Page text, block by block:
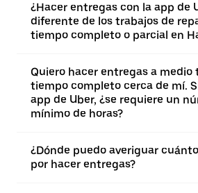
¿Hacer entregas con la app de
diferente de los trabajos de
tiempo completo o parcial en
Quiero hacer entregas a medio
tiempo completo cerca de mí.
app de Uber, ¿se requiere un
mínimo de horas?
¿Dónde puedo averiguar
por hacer entregas?